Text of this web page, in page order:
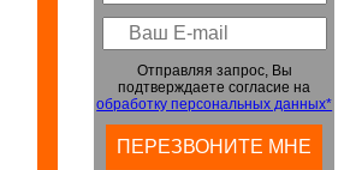
Отправляя запрос, Вы
подтверждаете согласие на
обработку персональных данных*